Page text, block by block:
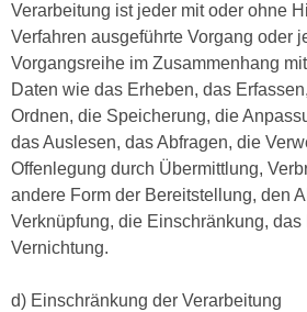
Verarbeitung ist jeder mit oder ohne
Verfahren ausgeführte Vorgang oder
Vorgangsreihe im Zusammenhang
Daten wie das Erheben, das
Ordnen, die Speicherung, die
das Auslesen, das Abfragen, die
Offenlegung durch Übermittlung,
andere Form der Bereitstellung, den
Verknüpfung, die Einschränkung,
Vernichtung.
d) Einschränkung der Verarbeitung